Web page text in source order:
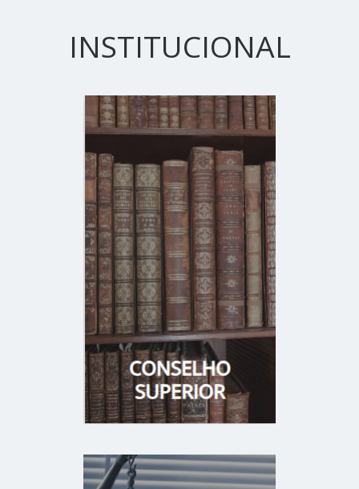
INSTITUCIONAL